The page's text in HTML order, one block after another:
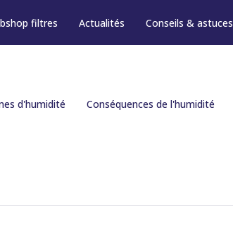
filtres Actualités Conseils & astuces
d'humidité Conséquences de l'humidité